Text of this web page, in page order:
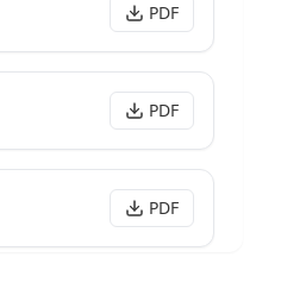
PDF
PDF
PDF